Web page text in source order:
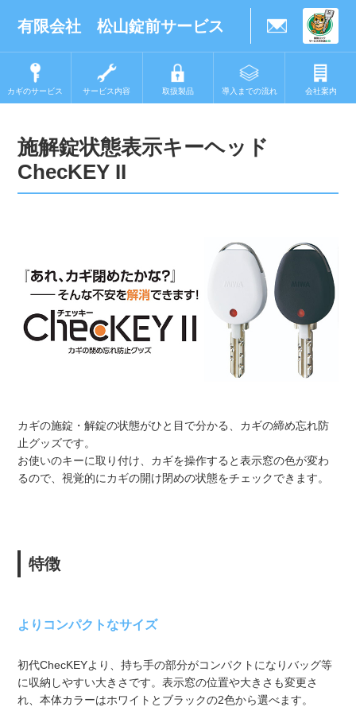
有限会社 松山錠前サービス
カギのサービス サービス内容 取扱製品 導入までの流れ 会社案内
施解錠状態表示キーヘッド
ChecKEY II
カギの施錠・解錠の状態がひと目で分かる、カギの締め忘れ防
止グッズです。
お使いのキーに取り付け、カギを操作すると表示窓の色が変わ
るので、視覚的にカギの開け閉めの状態をチェックできます。
特徴
よりコンパクトなサイズ
初代ChecKEYより、持ち手の部分がコンパクトになりバッグ等
に収納しやすい大きさです。表示窓の位置や大きさも変更さ
れ、本体カラーはホワイトとブラックの2色から選べます。